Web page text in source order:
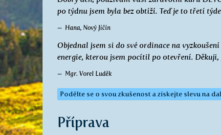
po týdnu jsem byla bez obtíží. Teď je to třetí
Hana, Nový Jičín
Objednal jsem si do své ordinace na
energie, kterou jsem pocítil po otevření.
Mgr. Vorel Luděk
Podělte se o svou zkušenost a získejte slevu na
Příprava